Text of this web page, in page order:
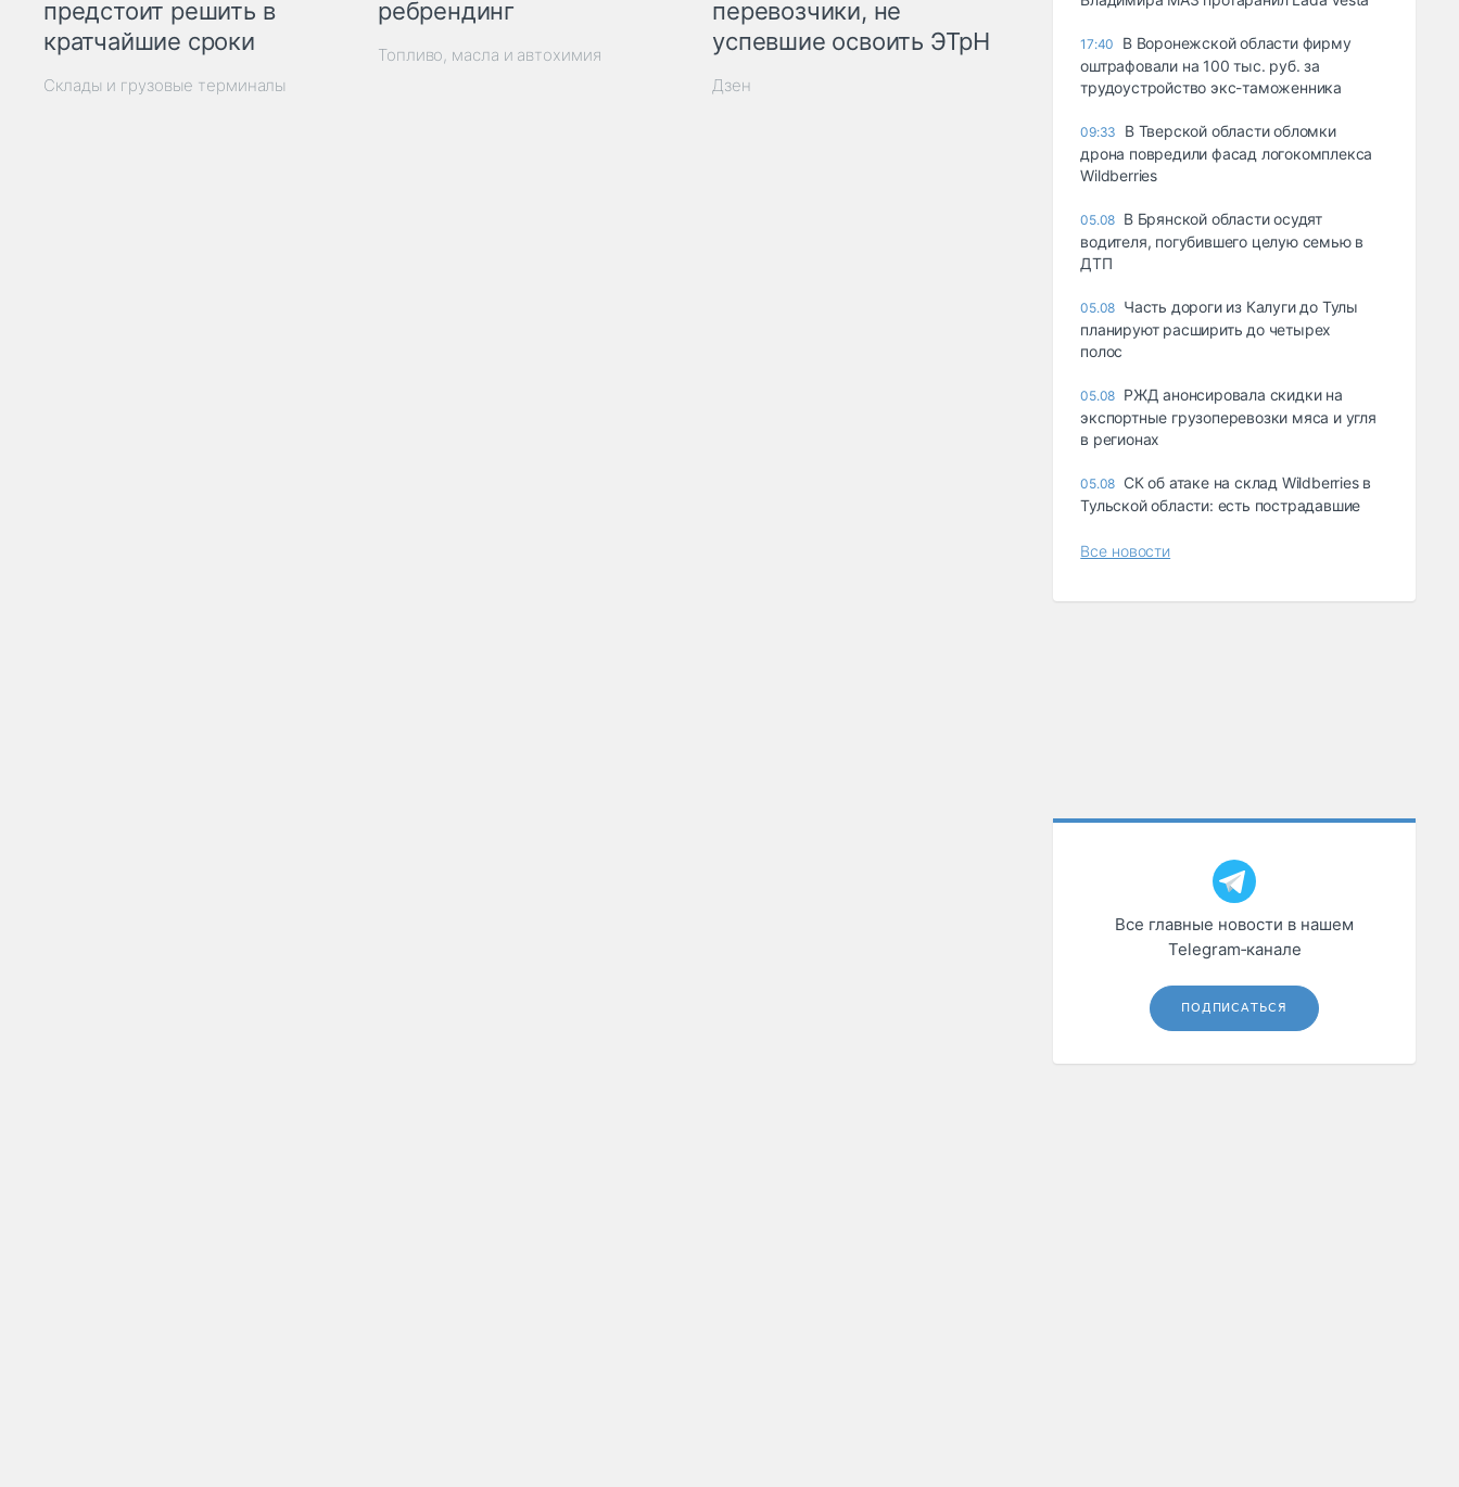
предстоит решить в
кратчайшие сроки
Склады и грузовые терминалы
ребрендинг
Топливо, масла и автохимия
перевозчики, не
успевшие освоить ЭТрН
Дзен
17:40
В Воронежской области фирму
оштрафовали на 100 тыс. руб. за
трудоустройство экс-таможенника
09:33
В Тверской области обломки
дрона повредили фасад логокомплекса
Wildberries
05.08 В Брянской области осудят
водителя, погубившего целую семью в
ДТП
05.08 Часть дороги из Калуги до Тулы
планируют расширить до четырех
полос
05.08 РЖД анонсировала скидки на
экспортные грузоперевозки мяса и угля
в регионах
05.08 СК об атаке на склад Wildberries в
Тульской области: есть пострадавшие
Все новости
Все главные новости в нашем
Telegram‑канале
ПОДПИСАТЬСЯ